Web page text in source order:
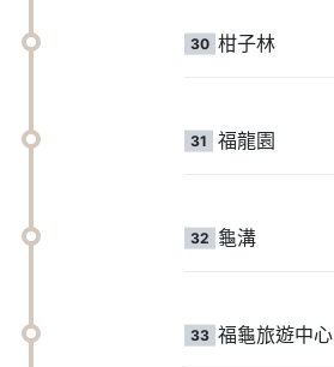
30 柑子林
31 福龍園
32 龜溝
33 福龜旅遊中心